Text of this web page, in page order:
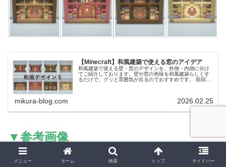
【Minecraft】和風建築で使える窓のアイデア
和風建築で使える壁・窓のデザインを、外側・内側に分け
てご紹介しております。壁や窓の色味を和風建築らしくす
るだけで、グッと雰囲気が出るのでおすすめです。 前回作
mikura-blog.com 2026.02.25
▼参考画像
メニュー ホーム 検索 トップ サイドバー